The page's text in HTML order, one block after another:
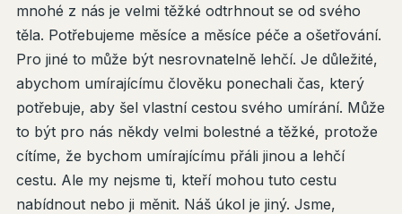
mnohé z nás je velmi těžké odtrhnout se od svého
těla. Potřebujeme měsíce a měsíce péče a ošetřování.
Pro jiné to může být nesrovnatelně lehčí. Je důležité,
abychom umírajícímu člověku ponechali čas, který
potřebuje, aby šel vlastní cestou svého umírání. Může
to být pro nás někdy velmi bolestné a těžké, protože
cítíme, že bychom umírajícímu přáli jinou a lehčí
cestu. Ale my nejsme ti, kteří mohou tuto cestu
nabídnout nebo ji měnit. Náš úkol je jiný. Jsme,